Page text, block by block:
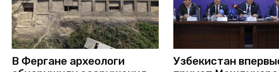
В Фергане археологи
Узбекистан